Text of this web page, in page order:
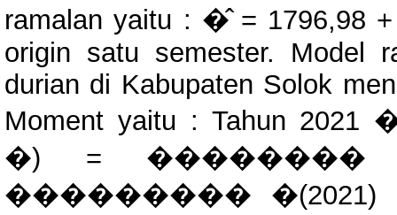
ramalan yaitu : �̂ = 1796,98
origin satu semester. Model
durian di Kabupaten Solok
Moment yaitu : Tahun
�) =
��������� �(2021) =